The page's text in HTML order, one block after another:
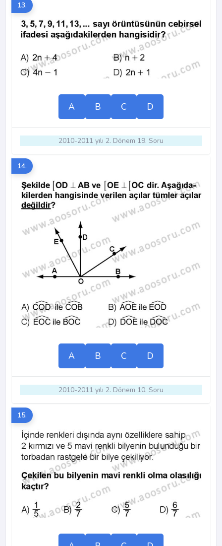
13.
A B C D
2010-2011 yılı 2. Dönem 19. Soru
14.
A B C D
2010-2011 yılı 2. Dönem 10. Soru
15.